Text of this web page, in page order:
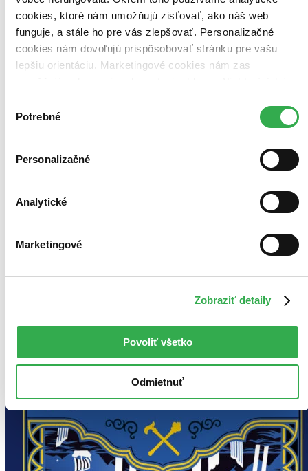
cookies, ktoré nám umožňujú zisťovať, ako náš web
funguje, a stále ho pre vás zlepšovať. Personalizačné
cookies nám dovoľujú prispôsobovať stránku pre vašu
lepšiu orientáciu. Marketingové cookies nám zas
keby sme mohli používať všetky tieto cookies. Ďakujeme!
súhlasu
Potrebné
Personalizačné
Analytické
Marketingové
Zobraziť detaily
Povoliť všetko
Odmietnuť
Top hodnotené
Novinky
Najdrahšie
Najlacnejšie